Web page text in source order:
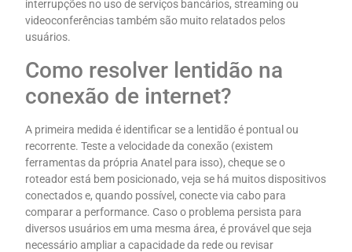
interrupções no uso de serviços bancários, streaming ou
videoconferências também são muito relatados pelos
usuários.
Como resolver lentidão na
conexão de internet?
A primeira medida é identificar se a lentidão é pontual ou
recorrente. Teste a velocidade da conexão (existem
ferramentas da própria Anatel para isso), cheque se o
roteador está bem posicionado, veja se há muitos dispositivos
conectados e, quando possível, conecte via cabo para
comparar a performance. Caso o problema persista para
diversos usuários em uma mesma área, é provável que seja
necessário ampliar a capacidade da rede ou revisar